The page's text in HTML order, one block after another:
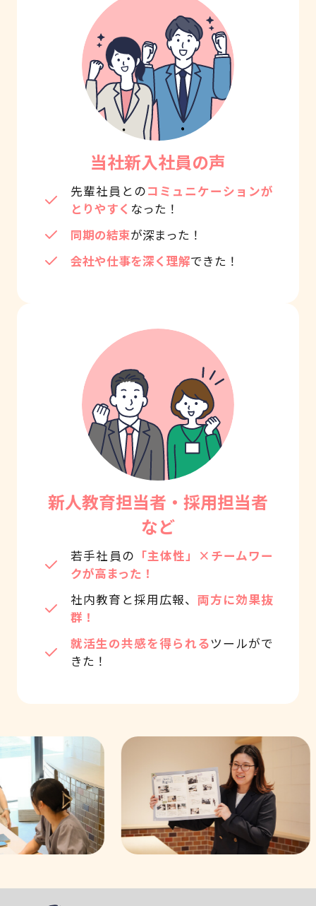
当社新入社員の声
先輩社員とのコミュニケーションが
とりやすく なった！
同期の結束が深まった！
会社や仕事を深く理解できた！
新人教育担当者・採用担当者
など
若手社員の 「主体性」×チームワー
クが高まった！
社内教育と採用広報、両方に効果抜
群！
就活生の共感を得られるツールがで
きた！